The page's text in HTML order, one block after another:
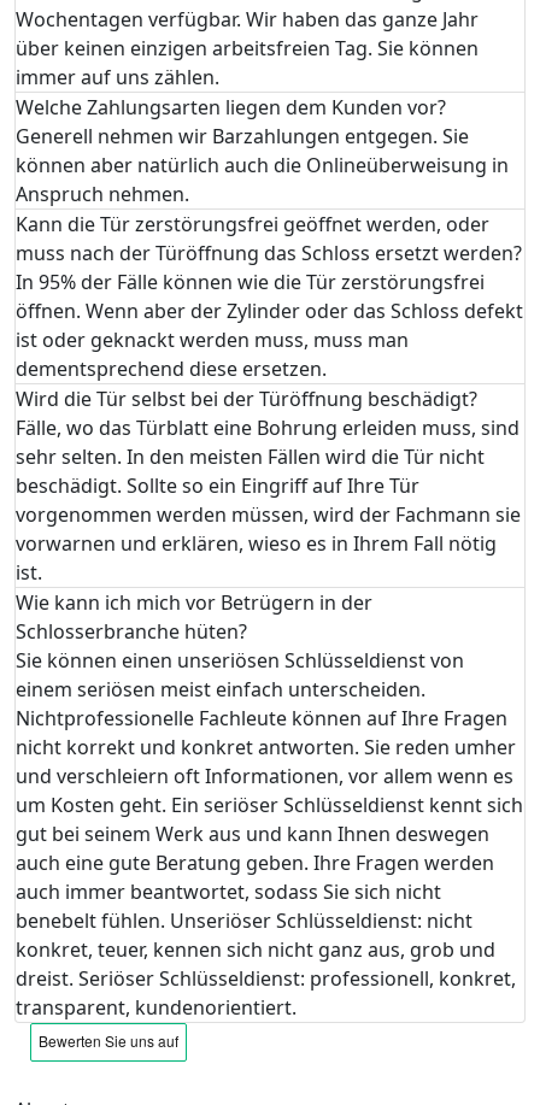
Wochentagen verfügbar. Wir haben das ganze Jahr
über keinen einzigen arbeitsfreien Tag. Sie können
immer auf uns zählen.
Welche Zahlungsarten liegen dem Kunden vor?
Generell nehmen wir Barzahlungen entgegen. Sie
können aber natürlich auch die Onlineüberweisung in
Anspruch nehmen.
Kann die Tür zerstörungsfrei geöffnet werden, oder
muss nach der Türöffnung das Schloss ersetzt werden?
In 95% der Fälle können wie die Tür zerstörungsfrei
öffnen. Wenn aber der Zylinder oder das Schloss defekt
ist oder geknackt werden muss, muss man
dementsprechend diese ersetzen.
Wird die Tür selbst bei der Türöffnung beschädigt?
Fälle, wo das Türblatt eine Bohrung erleiden muss, sind
sehr selten. In den meisten Fällen wird die Tür nicht
beschädigt. Sollte so ein Eingriff auf Ihre Tür
vorgenommen werden müssen, wird der Fachmann sie
vorwarnen und erklären, wieso es in Ihrem Fall nötig
ist.
Wie kann ich mich vor Betrügern in der
Schlosserbranche hüten?
Sie können einen unseriösen Schlüsseldienst von
einem seriösen meist einfach unterscheiden.
Nichtprofessionelle Fachleute können auf Ihre Fragen
nicht korrekt und konkret antworten. Sie reden umher
und verschleiern oft Informationen, vor allem wenn es
um Kosten geht. Ein seriöser Schlüsseldienst kennt sich
gut bei seinem Werk aus und kann Ihnen deswegen
auch eine gute Beratung geben. Ihre Fragen werden
auch immer beantwortet, sodass Sie sich nicht
benebelt fühlen. Unseriöser Schlüsseldienst: nicht
konkret, teuer, kennen sich nicht ganz aus, grob und
dreist. Seriöser Schlüsseldienst: professionell, konkret,
transparent, kundenorientiert.